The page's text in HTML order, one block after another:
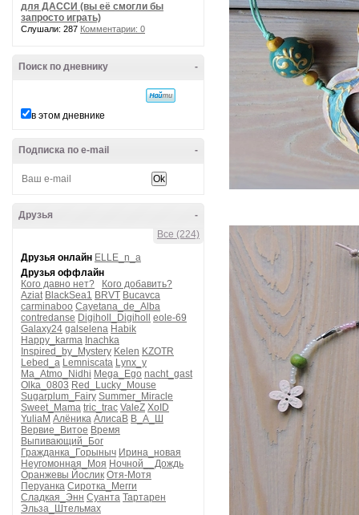
для ДАССИ (вы её смогли бы
запросто играть)
Слушали: 287 Комментарии: 0
-
Поиск по дневнику
в этом дневнике
-
Подписка по e-mail
-
Друзья
Все (224)
Друзья онлайн ELLE_n_a
Друзья оффлайн
Кого давно нет?
Кого добавить?
Aziat BlackSea1 BRVT Bucavca
carminaboo Cayetana_de_Alba
contredanse Digiholl_Digiholl
eole-69
Galaxy24 galselena Habik
Happy_karma Inachka
Inspired_by_Mystery Kelen KZOTR
Lebed_a Lemniscata Lynx_y
Ma_Atmo_Nidhi Mega_Ego nacht_gast
Olka_0803 Red_Lucky_Mouse
Sugarplum_Fairy Summer_Miracle
Sweet_Mama tric_trac ValeZ XoID
YuliaM Алёника АлисаВ В_А_Ш
Вервие_Витое Время
Выпивающий_Бог
Гражданка_Горыныч Ирина_новая
Неугомонная_Моя Ночной__Дождь
Оранжевы Йослик Отя-Мотя
Перуанка Сиротка_Мегги
Сладкая_Энн Суанта Тартарен
Эльза_Штельмах